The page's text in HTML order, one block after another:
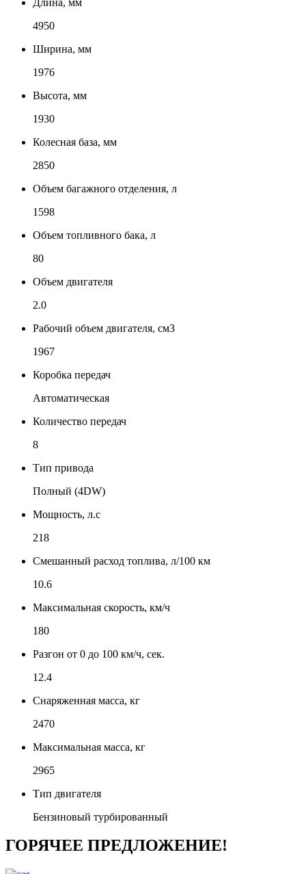
4950
Ширина, мм
1976
Высота, мм
1930
Колесная база, мм
2850
Объем багажного отделения, л
1598
Объем топливного бака, л
80
Объем двигателя
2.0
Рабочий объем двигателя, см3
1967
Коробка передач
Автоматическая
Количество передач
8
Тип привода
Полный (4DW)
Мощность, л.с
218
Смешанный расход топлива, л/100 км
10.6
Максимальная скорость, км/ч
180
Разгон от 0 до 100 км/ч, сек.
12.4
Снаряженная масса, кг
2470
Максимальная масса, кг
2965
Тип двигателя
Бензиновый турбированный
ГОРЯЧЕЕ ПРЕДЛОЖЕНИЕ!